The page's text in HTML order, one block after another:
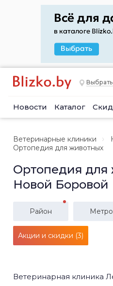
Новости Каталог
Ветеринарные клиники
Ортопедия для животных
Ортопедия для
Новой Боровой
Район Метро
Акции и скидки (3)
Ветеринарная клиника